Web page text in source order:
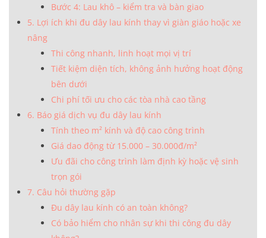
Bước 4: Lau khô – kiểm tra và bàn giao
5. Lợi ích khi đu dây lau kính thay vì giàn giáo hoặc xe
nâng
Thi công nhanh, linh hoạt mọi vị trí
Tiết kiệm diện tích, không ảnh hưởng hoạt động
bên dưới
Chi phí tối ưu cho các tòa nhà cao tầng
6. Báo giá dịch vụ đu dây lau kính
Tính theo m² kính và độ cao công trình
Giá dao động từ 15.000 – 30.000đ/m²
Ưu đãi cho công trình làm định kỳ hoặc vệ sinh
trọn gói
7. Câu hỏi thường gặp
Đu dây lau kính có an toàn không?
Có bảo hiểm cho nhân sự khi thi công đu dây